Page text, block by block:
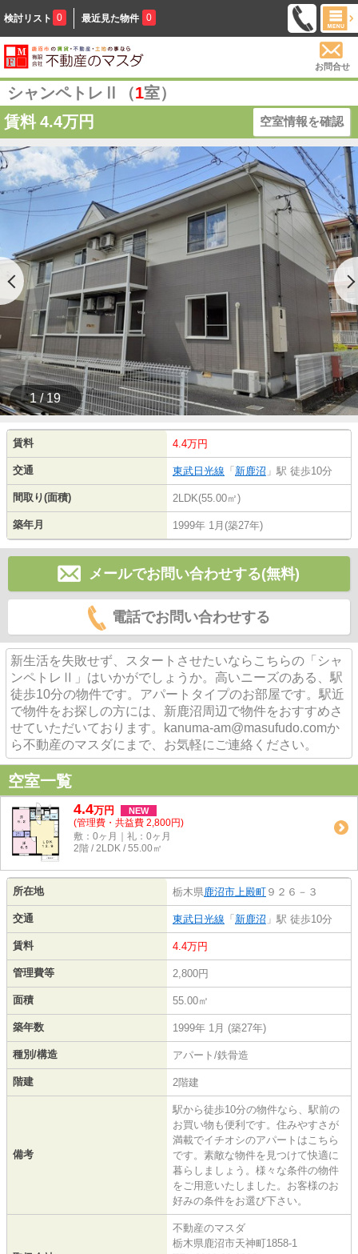
検討リスト 0 最近見た物件 0
お問合せ
シャンペトレⅡ（1室）
賃料 4.4万円 空室情報を確認
1 / 19
賃料 4.4万円
交通 東武日光線 「 新鹿沼 」駅 徒歩10分
間取り(面積) 2LDK(55.00㎡)
築年月 1999年 1月(築27年)
メールでお問い合わせする(無料)
電話でお問い合わせする
新生活を失敗せず、スタートさせたいならこちらの「シャ
ンペトレⅡ」はいかがでしょうか。高いニーズのある、駅
徒歩10分の物件です。アパートタイプのお部屋です。駅近
で物件をお探しの方には、新鹿沼周辺で物件をおすすめさ
せていただいております。kanuma-am@masufudo.comか
ら不動産のマスダにまで、お気軽にご連絡ください。
空室一覧
4.4万円 NEW
(管理費・共益費 2,800円)
敷：0ヶ月｜礼：0ヶ月
2階 / 2LDK / 55.00㎡
所在地 栃木県鹿沼市上殿町 ９２６－３
交通 東武日光線 「 新鹿沼 」駅 徒歩10分
賃料 4.4万円
管理費等 2,800円
面積 55.00㎡
築年数 1999年 1月 (築27年)
種別/構造 アパート/鉄骨造
階建 2階建
備考
駅から徒歩10分の物件なら、駅前の
お買い物も便利です。住みやすさが
満載でイチオシのアパートはこちら
です。素敵な物件を見つけて快適に
暮らしましょう。様々な条件の物件
をご用意いたしました。お客様のお
好みの条件をお選び下さい。
不動産のマスダ
栃木県鹿沼市天神町1858-1